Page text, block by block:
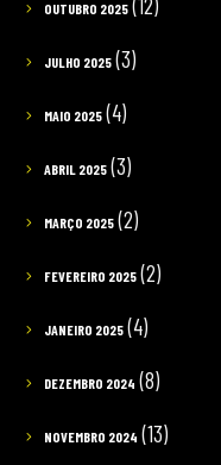
OUTUBRO 2025
JULHO 2025(3)
MAIO 2025(4)
ABRIL 2025(3)
MARÇO 2025(2)
FEVEREIRO 2025(2)
JANEIRO 2025(4)
DEZEMBRO 2024 (8)
NOVEMBRO 2024 (13)